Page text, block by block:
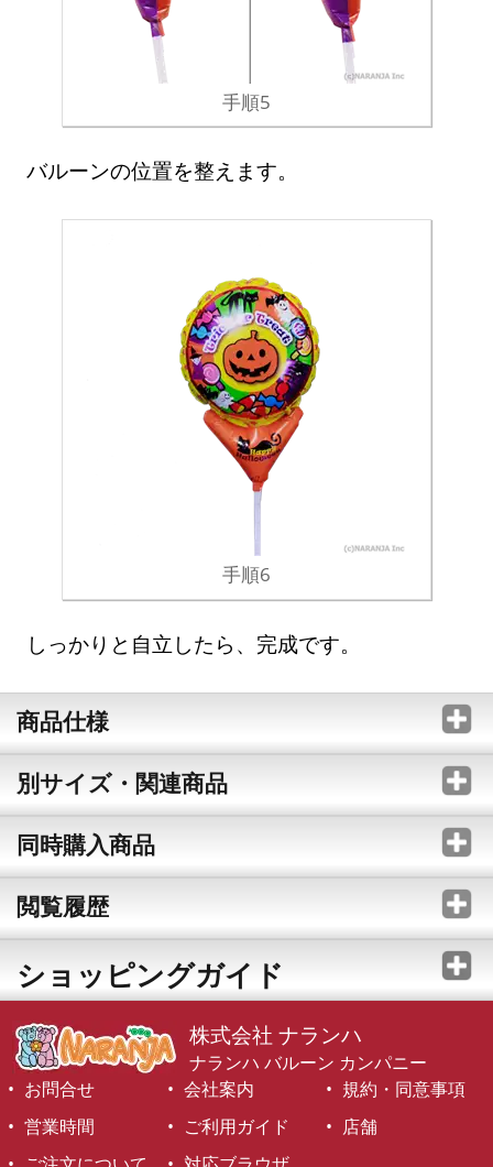
手順5
バルーンの位置を整えます。
手順6
しっかりと自立したら、完成です。
商品仕様
別サイズ・関連商品
同時購入商品
閲覧履歴
ショッピングガイド
株式会社 ナランハ
ナランハ バルーン カンパニー
お問合せ
会社案内
規約・同意事項
営業時間
ご利用ガイド
店舗